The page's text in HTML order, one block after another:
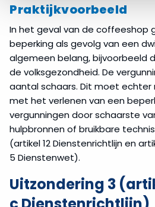
Praktijkvoorbeeld
In het geval van de coffeeshop
beperking als gevolg van een
algemeen belang, bijvoorbeeld
de volksgezondheid. De
aantal schaars. Dit moet echter
met het verlenen van een
vergunningen door schaarste
hulpbronnen of bruikbare
(artikel 12 Dienstenrichtlijn en
5 Dienstenwet).
Uitzondering 3